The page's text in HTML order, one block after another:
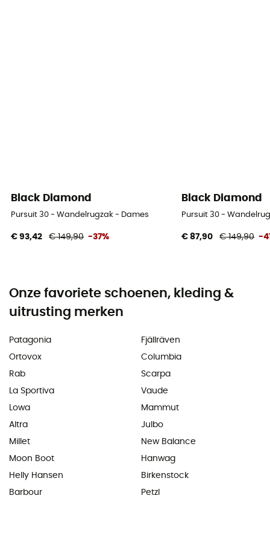
Black Diamond
Pursuit 30 - Wandelrugzak - Dames
€ 93,42 € 149,90 -37%
Black Diamond
Pursuit 30 -
€ 87,90 € 149,90 -
Onze favoriete schoenen, kleding &
uitrusting merken
Patagonia
Ortovox
Rab
La Sportiva
Lowa
Altra
Millet
Moon Boot
Helly Hansen
Barbour
Fjällräven
Columbia
Scarpa
Vaude
Mammut
Julbo
New Balance
Hanwag
Birkenstock
Petzl